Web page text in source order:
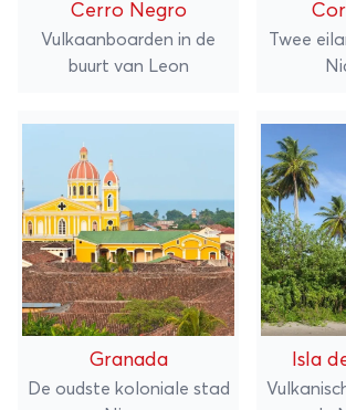
Cerro Negro
Vulkaanboarden in de
buurt van Leon
Twee
Granada
De oudste koloniale stad
Isla